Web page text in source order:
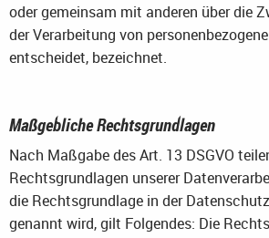
oder gemeinsam mit anderen über die
der Verarbeitung von
entscheidet, bezeichnet.
Maßgebliche Rechtsgrundlagen
Nach Maßgabe des Art. 13 DSGVO
Rechtsgrundlagen unserer
die Rechtsgrundlage in der
genannt wird, gilt Folgendes: Die